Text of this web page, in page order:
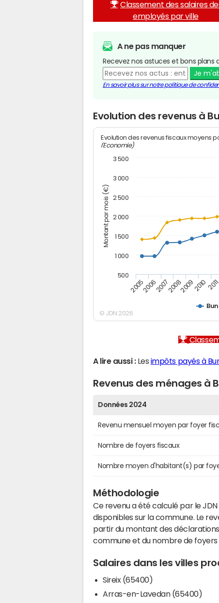
Classement des salaires
employés par ville
A ne pas manquer
Recevez nos astuces et bons
Je
En savoir plus sur notre politique de
Evolution des revenus à
Montant par mois (€)
Evolution des revenus fiscaux moyens
l'Economie)
Bun
200520062007200820092010 2011
500
1 000
1 500
2 000
2 500
3 000
3 500
© JDN 2026
A lire aussi :Les impôts payés à
Revenus des ménages à
Données 2024
Revenu mensuel moyen par foyer
Nombre de foyers fiscaux
Nombre moyen d'habitant(s) par
Méthodologie
Ce revenu a été calculé par le
disponibles sur la commune. Le
partir du montant des
commune et du nombre de foyers
Salaires dans les villes
Sireix (65400)
Arras-en-Lavedan (65400)